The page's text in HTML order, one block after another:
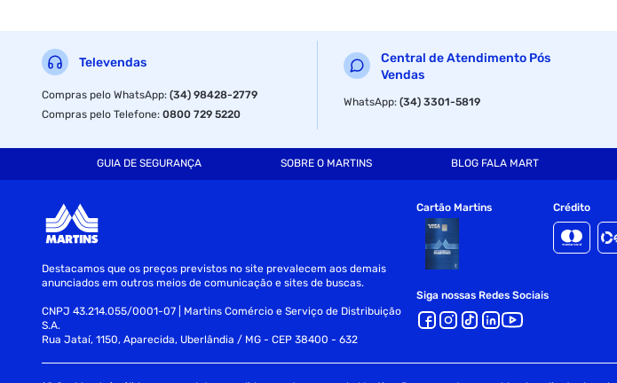
Televendas
Compras pelo WhatsApp:(34) 98428-2779
Compras pelo Telefone:0800 729 5220
Central de Atendimento Pós
Vendas
WhatsApp:(34) 3301-5819
GUIA DE SEGURANÇA SOBRE O MARTINS BLOG FALA MART
Destacamos que os preços previstos no site prevalecem aos demais
anunciados em outros meios de comunicação e sites de buscas.
CNPJ 43.214.055/0001-07 | Martins Comércio e Serviço de Distribuição
S.A.
Rua Jataí, 1150, Aparecida, Uberlândia / MG - CEP 38400 - 632
Cartão Martins Crédito
Siga nossas Redes Sociais